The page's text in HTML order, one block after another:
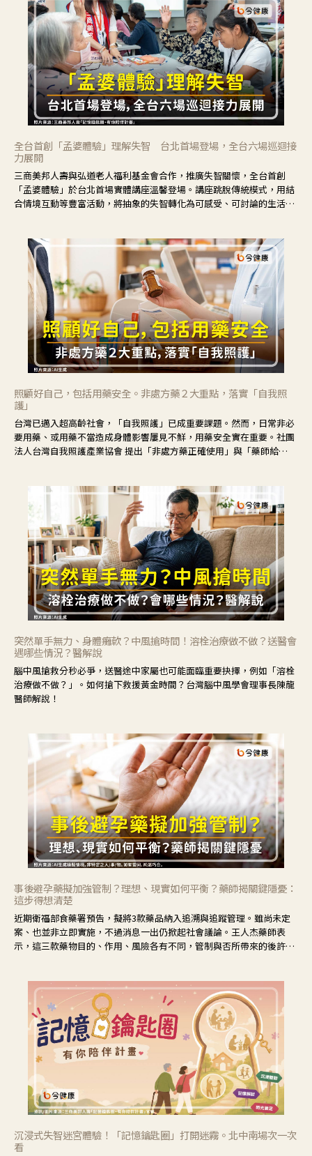
全台首創「孟婆體驗」理解失智 台北首場登場，全台六場巡迴接
力展開
三商美邦人壽與弘道老人福利基金會合作，推廣失智關懷，全台首創
「孟婆體驗」於台北首場實體講座溫馨登場。講座跳脫傳統模式，用結
合情境互動等豐富活動，將抽象的失智轉化為可感受、可討論的生活情
照顧好自己，包括用藥安全。非處方藥２大重點，落實「自我照
護」
台灣已邁入超高齡社會，「自我照護」已成重要課題。然而，日常非必
要用藥、或用藥不當造成身體影響屢見不鮮，用藥安全實在重要。社團
法人台灣自我照護產業協會 提出「非處方藥正確使用」與「藥師給
突然單手無力、身體癱軟？中風搶時間！溶栓治療做不做？送醫會
遇哪些情況？醫解說
腦中風搶救分秒必爭，送醫途中家屬也可能面臨重要抉擇，例如「溶栓
治療做不做？」。如何搶下救援黃金時間？台灣腦中風學會理事長陳龍
醫師解說！
事後避孕藥擬加強管制？理想、現實如何平衡？藥師揭關鍵隱憂：
這步得想清楚
近期衛福部食藥署預告，擬將3款藥品納入追溯與追蹤管理。雖尚未定
案、也並非立即實施，不過消息一出仍掀起社會議論。王人杰藥師表
示，這三款藥物目的、作用、風險各有不同，管制與否所帶來的後許影
沉浸式失智迷宮體驗！「記憶鑰匙圈」打開迷霧。北中南場次一次
看